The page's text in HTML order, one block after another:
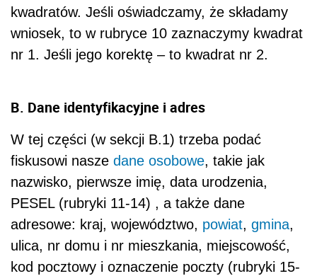
kwadratów. Jeśli oświadczamy, że składamy
wniosek, to w rubryce 10 zaznaczymy kwadrat
nr 1. Jeśli jego korektę – to kwadrat nr 2.
B. Dane identyfikacyjne i adres
W tej części (w sekcji B.1) trzeba podać
fiskusowi nasze dane osobowe, takie jak
nazwisko, pierwsze imię, data urodzenia,
PESEL (rubryki 11-14) , a także dane
adresowe: kraj, województwo, powiat, gmina,
ulica, nr domu i nr mieszkania, miejscowość,
kod pocztowy i oznaczenie poczty (rubryki 15-